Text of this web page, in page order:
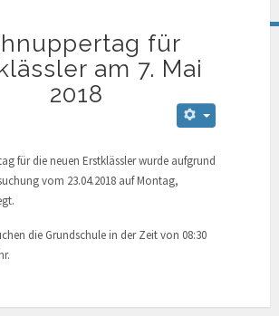
für
am 7. Mai
2018
für die neuen Erstklässler wurde aufgrund
vom 23.04.2018 auf Montag,
die Grundschule in der Zeit von 08:30